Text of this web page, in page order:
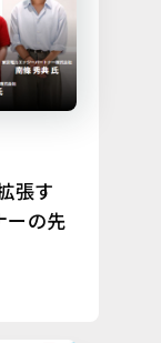
張す
ーの先